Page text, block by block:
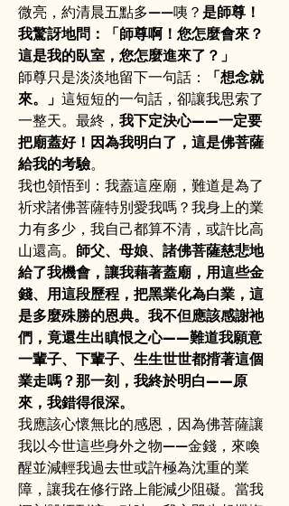
微亮，約清晨五點多——咦？是師尊！
我驚訝地問：「師尊啊！您怎麼會來？
這是我的臥室，您怎麼進來了？」
師尊只是淡淡地留下一句話：
「想念就
來。」 這短短的一句話，卻讓我思索了
一整天。最終， 我下定決心——一定要
把廟蓋好！因為我明白了，這是佛菩薩
給我的考驗。
我也領悟到：我蓋這座廟，難道是為了
祈求諸佛菩薩特別愛我嗎？我身上的業
力有多少，我自己都算不清，或許比高
山還高。 師父、母娘、諸佛菩薩慈悲地
給了我機會，讓我藉著蓋廟，用這些金
錢、用這段歷程，把黑業化為白業，這
是多麼殊勝的恩典。我不但應該感謝祂
們，竟還生出瞋恨之心——難道我願意
一輩子、下輩子、生生世世都揹著這個
業走嗎？那一刻，我終於明白——原
來，我錯得很深。
我應該心懷無比的感恩，因為佛菩薩讓
我以今世這些身外之物——金錢，來喚
醒並減輕我過去世或許極為沈重的業
障，讓我在修行路上能減少阻礙。當我